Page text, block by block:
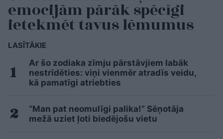
emocijām pārāk spēcīgi
ietekmēt tavus lēmumus
LASĪTĀKIE
Ar šo zodiaka zīmju pārstāvjiem labāk
nestrīdēties: viņi vienmēr atradīs veidu,
kā pamatīgi atriebties
“Man pat neomulīgi palika!” Sēņotāja
mežā uziet ļoti biedējošu vietu